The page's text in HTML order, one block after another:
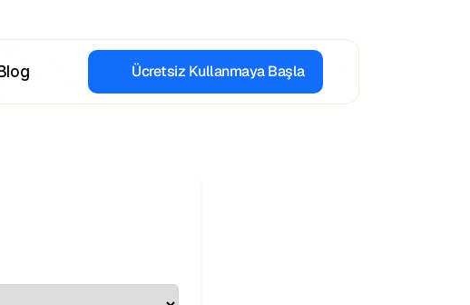
Ücretsiz Kullanmaya Başla